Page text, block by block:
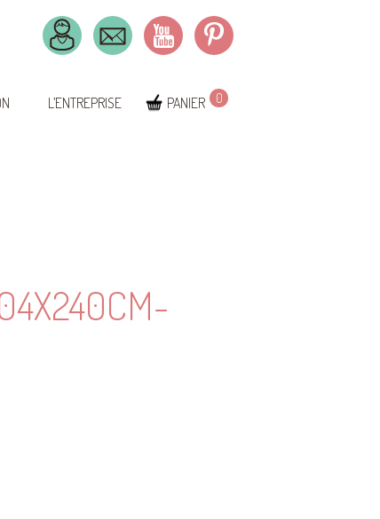
L’ENTREPRISE PANIER 0